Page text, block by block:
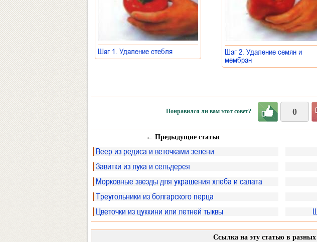
Шаг 1. Удаление стебля
Шаг 2. Удаление семян и
мембран
Понравился ли вам этот совет? 0
← Предыдущие статьи
Веер из редиса и веточками зелени
Завитки из лука и сельдерея
Морковные звезды для украшения хлеба и салата
Треугольники из болгарского перца
Цветочки из цуккини или летней тыквы
Ссылка на эту статью в